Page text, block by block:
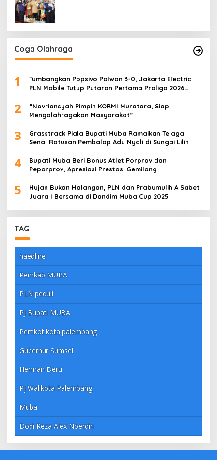
Coga Olahraga
1
Tumbangkan Popsivo Polwan 3-0, Jakarta Electric
PLN Mobile Tutup Putaran Pertama Proliga 2026
2
“Novriansyah Pimpin KORMI Muratara, Siap
Mengolahragakan Masyarakat”
3
Grasstrack Piala Bupati Muba Ramaikan Telaga
Sena, Ratusan Pembalap Adu Nyali di Sungai Lilin
4
Bupati Muba Beri Bonus Atlet Porprov dan
Peparprov, Apresiasi Prestasi Gemilang
5
Hujan Bukan Halangan, PLN dan Prabumulih A Sabet
Juara I Bersama di Dandim Muba Cup 2025
TAG
haedline
Pemkab MUBA
PLN peduli
PJ Bupati MUBA
Pemkot kota palembang
Gubernur Sumsel
Herman Deru
Pj Walikota Palembang
Muba
Dodi Reza Alex Noerdin